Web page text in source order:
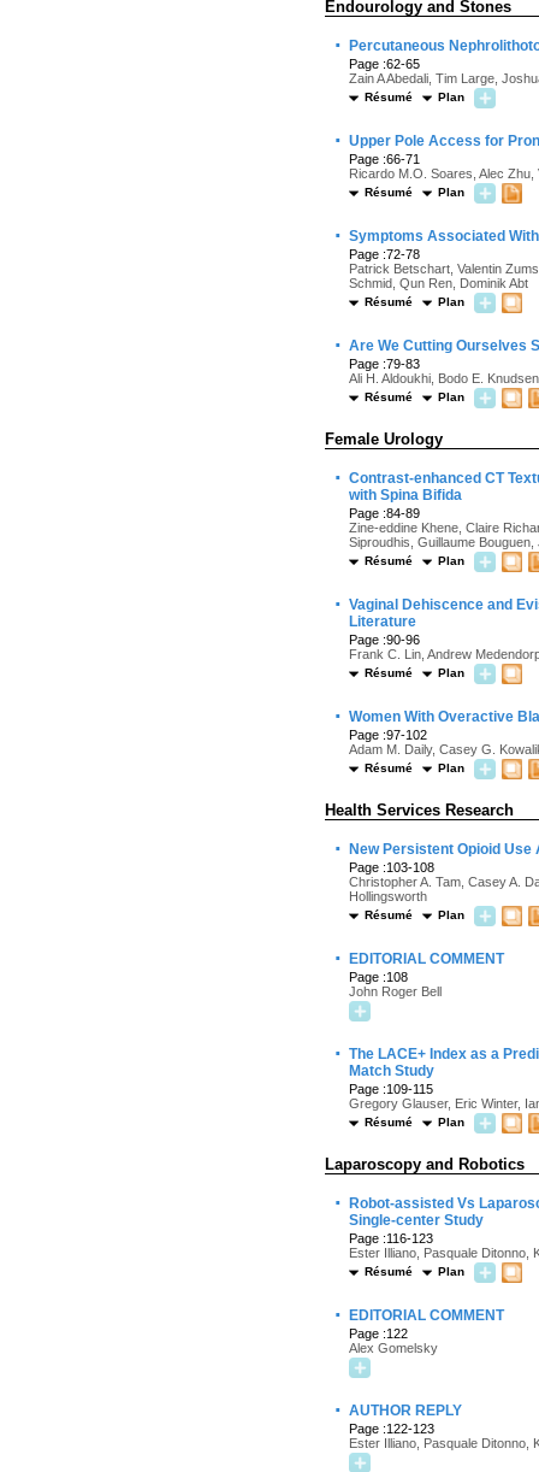
Endourology and Stones
· Percutaneous
Page :62-65
Zain A Abedali, Tim Large,
Résumé Plan
· Upper Pole Access for
Page :66-71
Ricardo M.O. Soares, Alec
Résumé Plan
· Symptoms Associated
Page :72-78
Patrick Betschart, Valentin
Schmid, Qun Ren, Dominik Abt
Résumé Plan
· Are We Cutting Ourselves
Page :79-83
Ali H. Aldoukhi, Bodo E.
Résumé Plan
Female Urology
· Contrast-enhanced CT
with Spina Bifida
Page :84-89
Zine-eddine Khene, Claire
Siproudhis, Guillaume
Résumé Plan
· Vaginal Dehiscence and
Literature
Page :90-96
Frank C. Lin, Andrew
Résumé Plan
· Women With Overactive
Page :97-102
Adam M. Daily, Casey G.
Résumé Plan
Health Services Research
· New Persistent Opioid
Page :103-108
Christopher A. Tam, Casey A.
Hollingsworth
Résumé Plan
· EDITORIAL COMMENT
Page :108
John Roger Bell
· The LACE+ Index as a
Match Study
Page :109-115
Gregory Glauser, Eric Winter,
Résumé Plan
Laparoscopy and Robotics
·
Robot-assisted Vs
Single-center Study
Page :116-123
Ester Illiano, Pasquale Ditonno,
Résumé Plan
· EDITORIAL COMMENT
Page :122
Alex Gomelsky
· AUTHOR REPLY
Page :122-123
Ester Illiano, Pasquale Ditonno,